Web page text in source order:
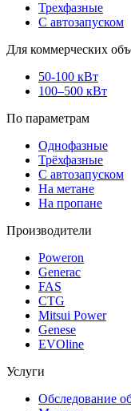
Трехфазные
С автозапуском
Для коммерческих
50-100 кВт
100–500 кВт
По параметрам
Однофазные
Трёхфазные
С автозапуском
На метане
На пропане
Производители
Poweron
Generac
FAS
CTG
Mitsui Power
Genese
EVOline
Услуги
Обследование